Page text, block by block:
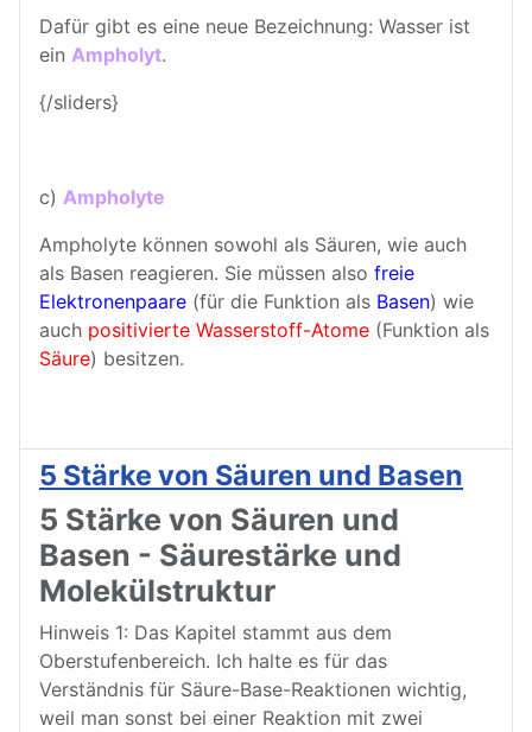
Dafür gibt es eine neue Bezeichnung: Wasser ist
ein Ampholyt.
{/sliders}
c) Ampholyte
Ampholyte können sowohl als Säuren, wie auch
als Basen reagieren. Sie müssen also freie
Elektronenpaare (für die Funktion als Basen) wie
auch positivierte Wasserstoff-Atome (Funktion als
Säure) besitzen.
5 Stärke von Säuren und Basen
5 Stärke von Säuren und
Basen - Säurestärke und
Molekülstruktur
Hinweis 1: Das Kapitel stammt aus dem
Oberstufenbereich. Ich halte es für das
Verständnis für Säure-Base-Reaktionen wichtig,
weil man sonst bei einer Reaktion mit zwei